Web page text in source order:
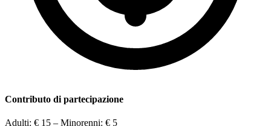
Contributo di partecipazione
Adulti: € 15 – Minorenni: € 5